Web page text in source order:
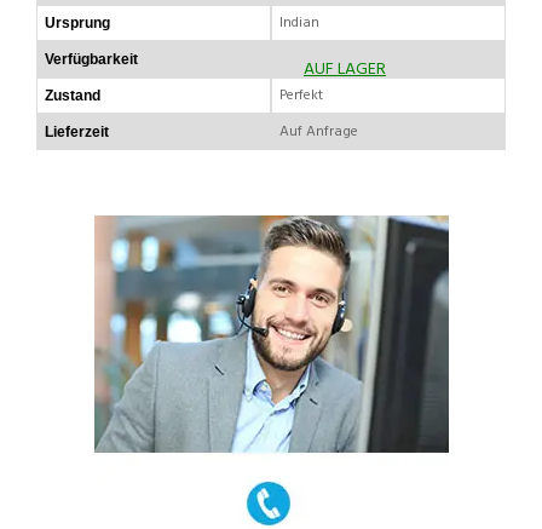
Ursprung Indian
Verfügbarkeit AUF LAGER
Zustand Perfekt
Lieferzeit Auf Anfrage